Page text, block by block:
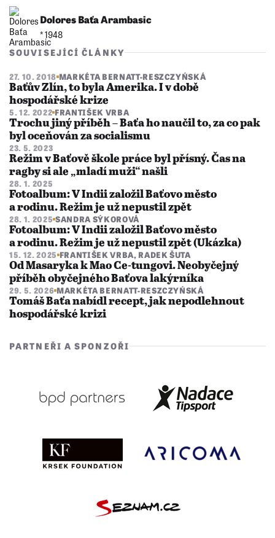
Dolores Baťa Arambasic
* 1948
SOUVISEJÍCÍ ČLÁNKY
27. 10. 2018 MARKÉTA BERNATT-RESZCZYŃSKÁ
Baťův Zlín, to byla Amerika. I v době
hospodářské krize
5. 12. 2022 FRANTIŠEK VRBA
Trochu jiný příběh – Baťa ho naučil to, za co pak
byl oceňován za socialismu
23. 5. 2023
Režim v Baťově škole práce byl přísný. Čas na
ragby si ale „mladí muži“ našli
28. 1. 2025
Fotoalbum: V Indii založil Baťovo město
a rodinu. Režim je už nepustil zpět
28. 1. 2025 SANDRA SÝKOROVÁ
Fotoalbum: V Indii založil Baťovo město
a rodinu. Režim je už nepustil zpět (Ukázka)
15. 12. 2025 FRANTIŠEK VRBA, RADEK ŠUTA
Od Masaryka k Mao Ce-tungovi. Neobyčejný
příběh obyčejného Baťova lakýrníka
29. 5. 2026 MARKÉTA BERNATT-RESZCZYŃSKÁ
Tomáš Baťa nabídl recept, jak nepodlehnout
hospodářské krizi
PARTNEŘI A SPONZOŘI